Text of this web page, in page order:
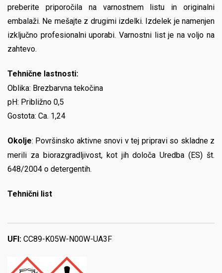
preberite priporočila na varnostnem listu in originalni
embalaži. Ne mešajte z drugimi izdelki. Izdelek je namenjen
izključno profesionalni uporabi. Varnostni list je na voljo na
zahtevo.
Tehnične lastnosti:
Oblika: Brezbarvna tekočina
pH: Približno 0,5
Gostota: Ca. 1,24
Okolje: Površinsko aktivne snovi v tej pripravi so skladne z
merili za biorazgradljivost, kot jih določa Uredba (ES) št.
648/2004 o detergentih.
Tehnični list
UFI: CC89-K05W-N00W-UA3F